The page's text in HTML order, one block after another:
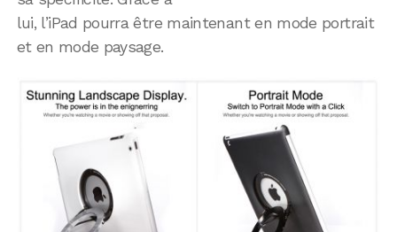
lui, l’iPad pourra être maintenant en mode portrait
et en mode paysage.